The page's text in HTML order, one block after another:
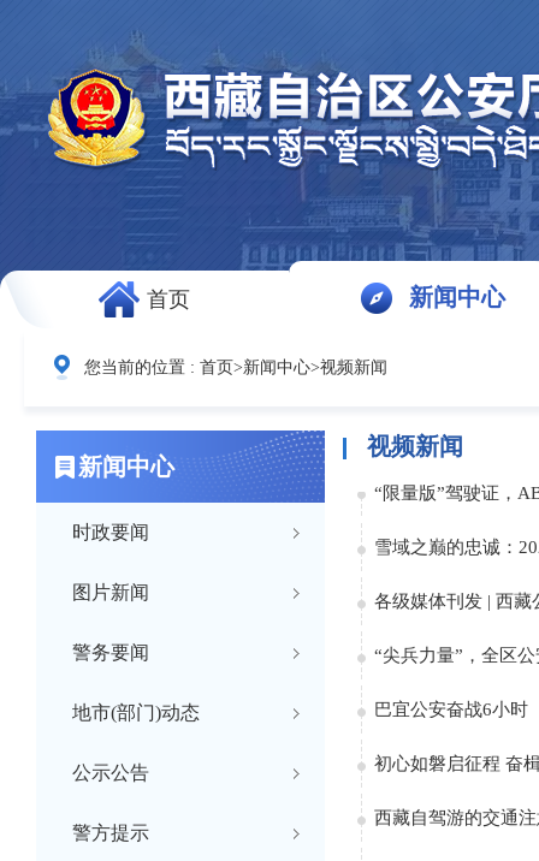
首页 新闻中心
您当前的位置 : 首页>新闻中心>视频新闻
新闻中心
时政要闻
图片新闻
警务要闻
地市(部门)动态
公示公告
警方提示
视频新闻
“限量版”驾驶证，
雪域之巅的忠诚：
各级媒体刊发 | 西
“尖兵力量”，全区
巴宜公安奋战6小时
初心如磐启征程 奋
西藏自驾游的交通